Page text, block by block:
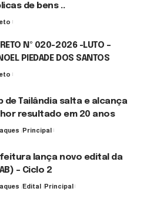
de bens ..
Nº 020-2026 -LUTO –
PIEDADE DOS SANTOS
de Tailândia salta e alcança
resultado em 20 anos
Principal
lança novo edital da
– Ciclo 2
Edital Principal